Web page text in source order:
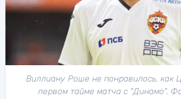
Виллиану Роше не понравилось, как
первом тайме матча с "Динамо".